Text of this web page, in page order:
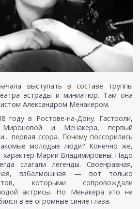
выступать в составе труппы
эстрады и миниатюр. Там она
Александром Менакером.
году в Ростове-на-Дону. Гастроли,
Мироновой и Менакера, первый
первая ссора. Почему поссорились
молодые люди? Конечно же,
характер Марии Владимировны. Надо
слагали легенды. Своенравная,
взбалмошная — вот только
которыми сопровождали
актрисы. Но Менакера это не
в её огромные синие глаза.